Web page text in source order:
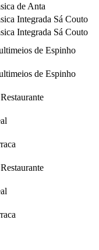
de Anta
Integrada Sá Couto
Integrada Sá Couto
de Espinho
de Espinho